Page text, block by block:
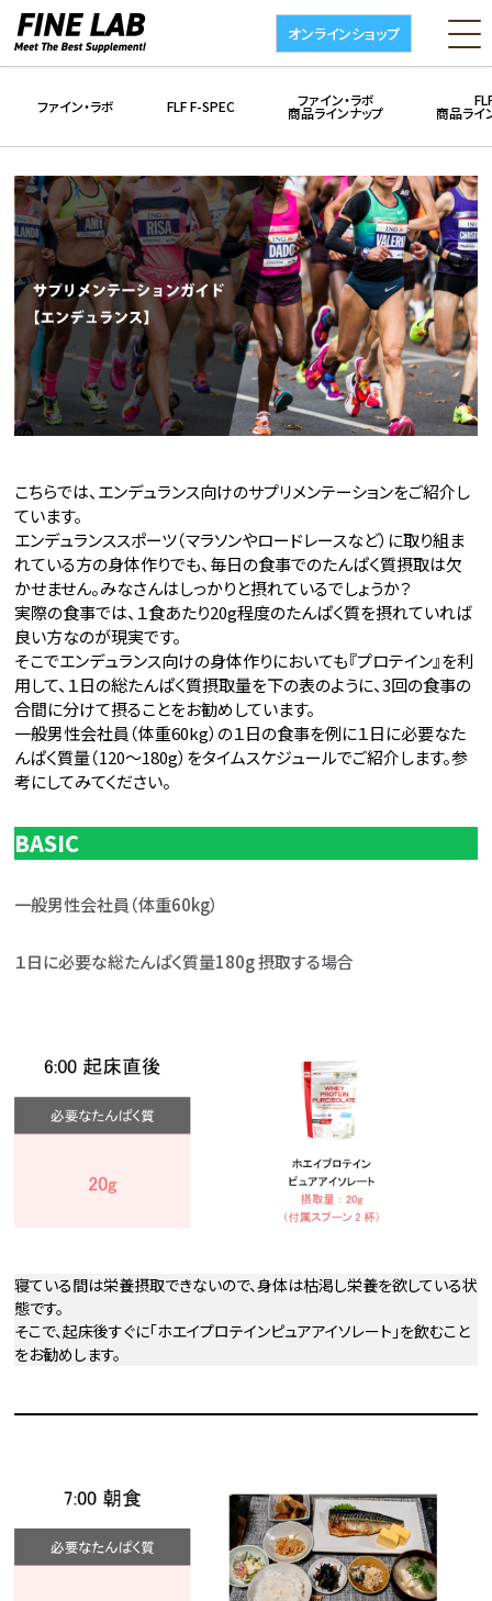
オンラインショップ
ファイン・ラボ FLF F-SPEC ファイン・ラボ
商品ラインナップ 商品ライ
こちらでは、エンデュランス向けのサプリメンテーションをご紹介し
ています。
エンデュランススポーツ（マラソンやロードレースなど）に取り組ま
れている方の身体作りでも、毎日の食事でのたんぱく質摂取は欠
かせません。みなさんはしっかりと摂れているでしょうか？
実際の食事では、１食あたり20g程度のたんぱく質を摂れていれば
良い方なのが現実です。
そこでエンデュランス向けの身体作りにおいても『プロテイン』を利
用して、１日の総たんぱく質摂取量を下の表のように、3回の食事の
合間に分けて摂ることをお勧めしています。
一般男性会社員（体重60kg）の１日の食事を例に１日に必要なた
んぱく質量（120～180g）をタイムスケジュールでご紹介します。参
考にしてみてください。
BASIC
一般男性会社員（体重60kg）
１日に必要な総たんぱく質量180g 摂取する場合
寝ている間は栄養摂取できないので、身体は枯渇し栄養を欲している状
態です。
そこで、起床後すぐに「ホエイプロテインピュアアイソレート」を飲むこと
をお勧めします。